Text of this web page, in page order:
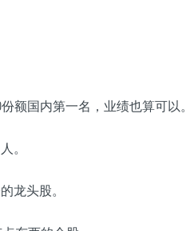
额国内第一名，业绩也算可以。
。
龙头股。